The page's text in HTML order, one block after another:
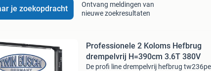
je zoekopdracht
Ontvang meldingen van
nieuwe zoekresultaten
Professionele 2 Koloms Hefbrug
drempelvrij H=390cm 3.6T 380V
De profi line drempelvrij hefbrug